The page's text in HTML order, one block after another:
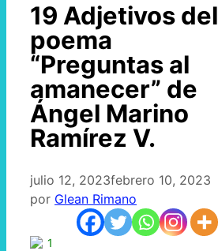
19 Adjetivos del
poema
“Preguntas al
amanecer” de
Ángel Marino
Ramírez V.
julio 12, 2023febrero 10, 2023
por Glean Rimano
1